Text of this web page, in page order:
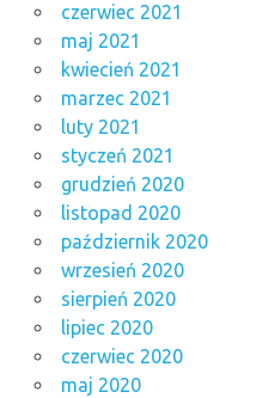
czerwiec 2021
maj 2021
kwiecień 2021
marzec 2021
luty 2021
styczeń 2021
grudzień 2020
listopad 2020
październik 2020
wrzesień 2020
sierpień 2020
lipiec 2020
czerwiec 2020
maj 2020